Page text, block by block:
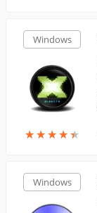
Windows
★★★★★
★★★★★
Windows